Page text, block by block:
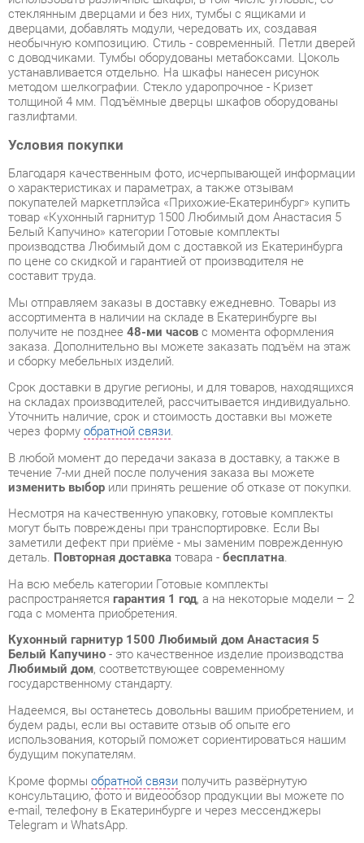
устанавливается отдельно. На шкафы нанесен рисунок
методом шелкографии. Стекло ударопрочное - Кризет
толщиной 4 мм. Подъёмные дверцы шкафов оборудованы
газлифтами.
Условия покупки
Благодаря качественным фото, исчерпывающей информации
о характеристиках и параметрах, а также отзывам
товар «Кухонный гарнитур 1500 Любимый дом Анастасия 5
производства Любимый дом с доставкой из Екатеринбурга
по цене со скидкой и гарантией от производителя не
составит труда.
Мы отправляем заказы в доставку ежедневно. Товары из
ассортимента в наличии на складе в Екатеринбурге вы
получите не позднее48-ми часовс момента оформления
заказа. Дополнительно вы можете заказать подъём на этаж
Срок доставки в другие регионы, и для товаров, находящихся
на складах производителей, рассчитывается индивидуально.
Уточнить наличие, срок и стоимость доставки вы можете
через формуобратной связи.
В любой момент до передачи заказа в доставку, а также в
течение 7-ми дней после получения заказа вы можете
изменить выборили принять решение об отказе от покупки.
Несмотря на качественную упаковку, готовые комплекты
заметили дефект при приёме - мы заменим поврежденную
деталь.Повторная доставкатовара -бесплатна.
распространяетсягарантия 1 год, а на некоторые модели – 2
года с момента приобретения.
Кухонный гарнитур 1500 Любимый дом Анастасия 5
Любимый дом, соответствующее современному
государственному стандарту.
Надеемся, вы останетесь довольны вашим приобретением, и
будем рады, если вы оставите отзыв об опыте его
использования, который поможет сориентироваться нашим
будущим покупателям.
Кроме формы обратной связиполучить развёрнутую
консультацию, фото и видеообзор продукции вы можете по
e-mail, телефону в Екатеринбурге и через мессенджеры
Telegram и WhatsApp.
Готовые комплекты также можно сравнить между собой в
нашем шоу-руме и купить Кухонный гарнитур 1500 Любимый
дом Анастасия 5 Белый Капучино, самостоятельно забрав
его с нашего центрального склада в г. Екатеринбург. Полный
список адресов и магазинов смотрите на странице
контактов.